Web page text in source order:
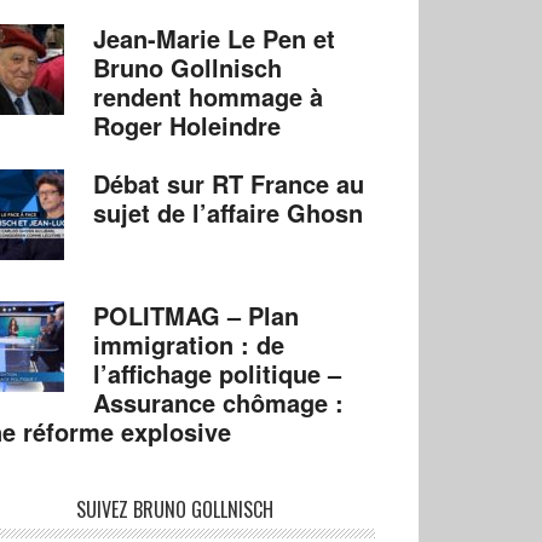
Jean-Marie Le Pen et
Bruno Gollnisch
rendent hommage à
Roger Holeindre
Débat sur RT France au
sujet de l’affaire Ghosn
POLITMAG – Plan
immigration : de
l’affichage politique –
Assurance chômage :
réforme explosive
SUIVEZ BRUNO GOLLNISCH